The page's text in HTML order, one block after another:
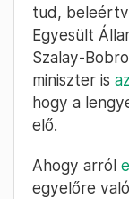
tud,
Egyesült
Szalay-
miniszter is
hogy a
elő.
Ahogy arról
egyelőre